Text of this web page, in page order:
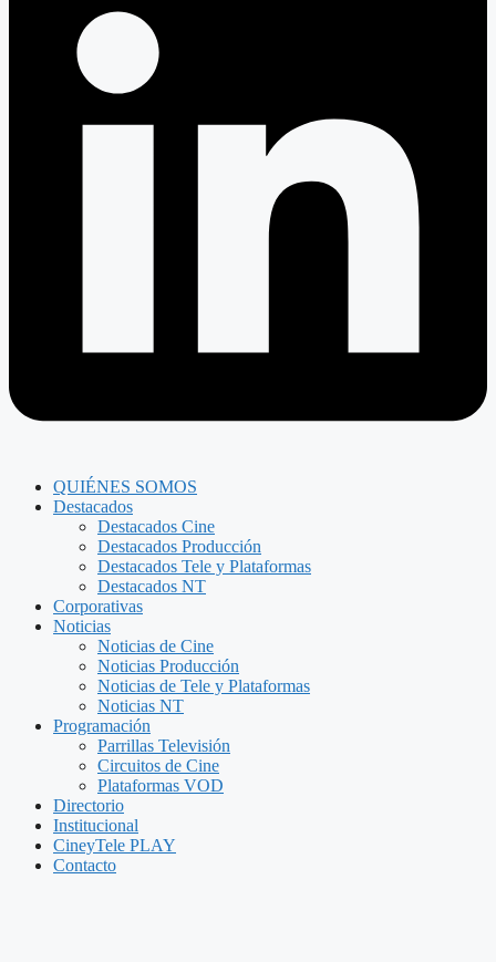
QUIÉNES SOMOS
Destacados
Destacados Cine
Destacados Producción
Destacados Tele y Plataformas
Destacados NT
Corporativas
Noticias
Noticias de Cine
Noticias Producción
Noticias de Tele y Plataformas
Noticias NT
Programación
Parrillas Televisión
Circuitos de Cine
Plataformas VOD
Directorio
Institucional
CineyTele PLAY
Contacto